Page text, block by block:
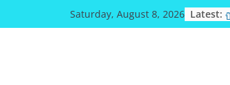
to
Saturday, August 8, 2026 Latest: